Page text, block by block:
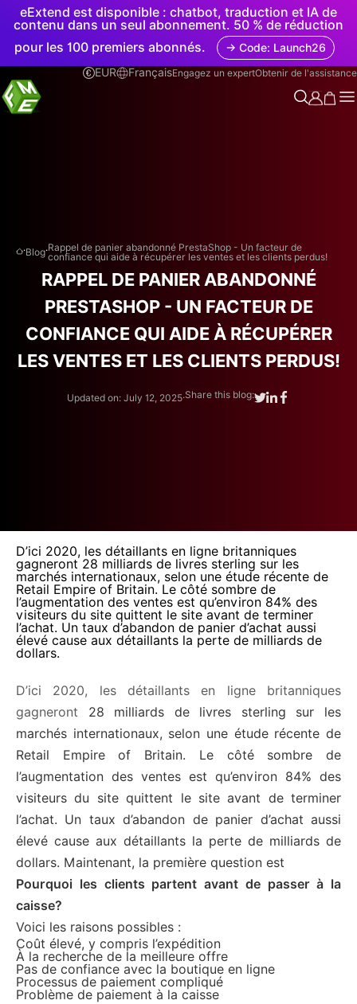
eExtend est disponible : chatbot, traduction et IA de
contenu dans un seul abonnement. 50 % de réduction
pour les 100 premiers abonnés.
→ Code: Launch26
EUR
FrançaisEngagez un expertObtenir de l'assistance
.Blog.Rappel de panier abandonné PrestaShop - Un facteur de
confiance qui aide à récupérer les ventes et les clients perdus!
RAPPEL DE PANIER ABANDONNÉ
PRESTASHOP - UN FACTEUR DE
CONFIANCE QUI AIDE À RÉCUPÉRER
LES VENTES ET LES CLIENTS PERDUS!
Updated on: July 12, 2025.Share this blog:
D’ici 2020, les détaillants en ligne britanniques
gagneront 28 milliards de livres sterling sur les
marchés internationaux, selon une étude récente de
Retail Empire of Britain. Le côté sombre de
l’augmentation des ventes est qu’environ 84% des
visiteurs du site quittent le site avant de terminer
l’achat. Un taux d’abandon de panier d’achat aussi
élevé cause aux détaillants la perte de milliards de
dollars.
D’ici 2020, les détaillants en ligne britanniques
gagneront 28 milliards de livres sterling sur les
marchés internationaux, selon une étude récente de
Retail Empire of Britain. Le côté sombre de
l’augmentation des ventes est qu’environ 84% des
visiteurs du site quittent le site avant de terminer
l’achat. Un taux d’abandon de panier d’achat aussi
élevé cause aux détaillants la perte de milliards de
dollars. Maintenant, la première question est
Pourquoi les clients partent avant de passer à la
caisse?
Voici les raisons possibles :
Coût élevé, y compris l’expédition
À la recherche de la meilleure offre
Pas de confiance avec la boutique en ligne
Processus de paiement compliqué
Problème de paiement à la caisse